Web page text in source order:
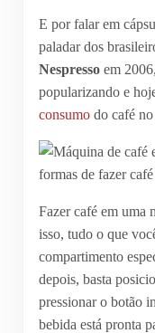
E por falar em
paladar dos
Nespressoem
popularizando e
consumodo café no
Fazer café em uma
isso, tudo o que
compartimento
depois, basta
pressionar o botão
bebida está pronta